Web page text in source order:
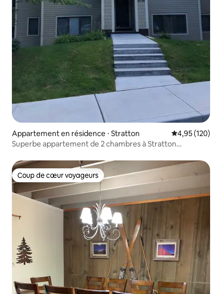
Appartement en résidence ⋅ Stratton Évaluation
4,95 (120)
Superbe appartement de 2 chambres à Stratton
Coup de cœur voyageurs
Coup de cœur voyageurs